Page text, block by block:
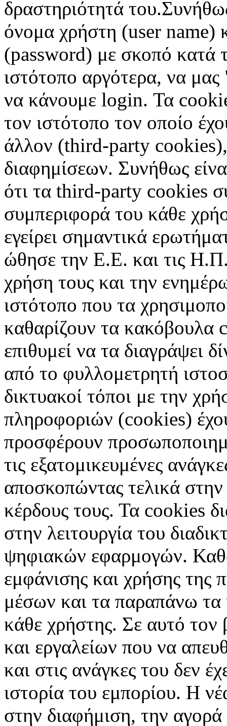
δραστηριότητά
όνομα χρήστη (user name)
(password) με σκοπό κατά
ιστότοπο αργότερα, να μας
να κάνουμε login. Τα
τον ιστότοπο τον οποίο
άλλον (third-party
διαφημίσεων. Συνήθως
ότι τα third-party cookies
συμπεριφορά του κάθε
εγείρει σημαντικά
ώθησε την Ε.Ε. και τις
χρήση τους και την
ιστότοπο που τα
καθαρίζουν τα κακόβουλα
επιθυμεί να τα διαγράψει
από το φυλλομετρητή
δικτυακοί τόποι με την
πληροφοριών (cookies)
προσφέρουν
τις εξατομικευμένες
αποσκοπώντας τελικά
κέρδους τους. Τα cookies
στην λειτουργία του
ψηφιακών εφαρμογών.
εμφάνισης και χρήσης της
μέσων και τα παραπάνω τα
κάθε χρήστης. Σε αυτό
και εργαλείων που να
και στις ανάγκες του δεν
ιστορία του εμπορίου. Η
στην διαφήμιση, την